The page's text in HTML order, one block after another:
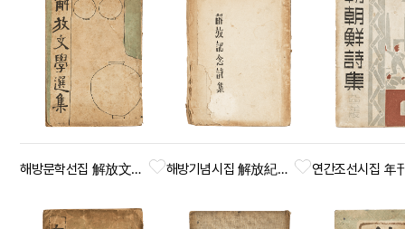
해방문학선집 解放文學選集 해방기념시집 解放紀念詩集